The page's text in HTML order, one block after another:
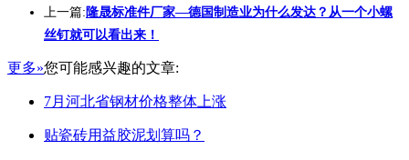
上一篇: 隆晟标准件厂家—德国制造业为什么发达？从一个小螺
丝钉就可以看出来！
更多»您可能感兴趣的文章:
7月河北省钢材价格整体上涨
贴瓷砖用益胶泥划算吗？